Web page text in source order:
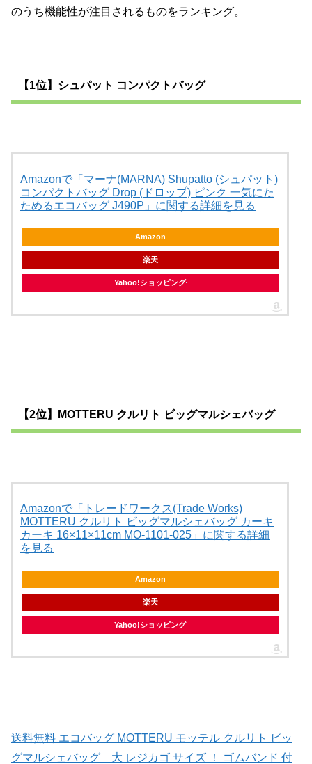
のうち機能性が注目されるものをランキング。
【1位】シュパット コンパクトバッグ
Amazonで「マーナ(MARNA) Shupatto (シュパット)
コンパクトバッグ Drop (ドロップ) ピンク 一気にた
ためるエコバッグ J490P」に関する詳細を見る
Amazon
楽天
Yahoo!ショッピング
【2位】MOTTERU クルリト ビッグマルシェバッグ
Amazonで「トレードワークス(Trade Works)
MOTTERU クルリト ビッグマルシェバッグ カーキ
カーキ 16×11×11cm MO-1101-025」に関する詳細
を見る
Amazon
楽天
Yahoo!ショッピング
送料無料 エコバッグ MOTTERU モッテル クルリト ビッ
グマルシェバッグ 大 レジカゴ サイズ ！ ゴムバンド 付